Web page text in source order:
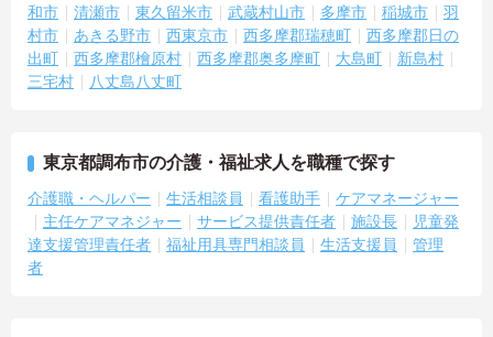
和市
清瀬市 東久留米市 武蔵村山市 多摩市 稲城市
羽
村市
あきる野市 西東京市 西多摩郡瑞穂町
西多摩郡日の
出町
西多摩郡檜原村 西多摩郡奥多摩町 大島町
新島村
三宅村
八丈島八丈町
東京都調布市の介護・福祉求人を職種で探す
介護職・ヘルパー 生活相談員 看護助手
ケアマネージャー
主任ケアマネジャー
サービス提供責任者 施設長
児童発
達支援管理責任者
福祉用具専門相談員 生活支援員
管理
者